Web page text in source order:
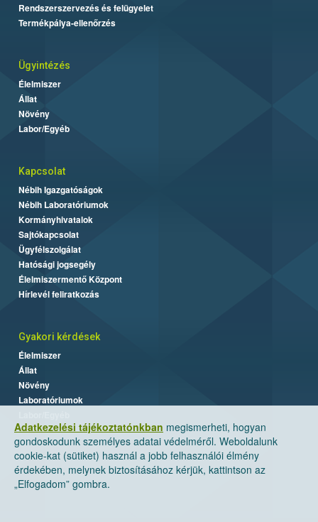
Adatkezelési tájékoztatónkban megismerheti, hogyan
gondoskodunk személyes adatai védelméről. Weboldalunk
cookie-kat (sütiket) használ a jobb felhasználói élmény
érdekében, melynek biztosításához kérjük, kattintson az
„Elfogadom” gombra.
Rendszerszervezés és felügyelet
Termékpálya-ellenőrzés
Ügyintézés
Élelmiszer
Állat
Növény
Labor/Egyéb
Kapcsolat
Nébih Igazgatóságok
Nébih Laboratóriumok
Kormányhivatalok
Sajtókapcsolat
Ügyfélszolgálat
Hatósági jogsegély
Élelmiszermentő Központ
Hírlevél feliratkozás
Gyakori kérdések
Élelmiszer
Állat
Növény
Laboratóriumok